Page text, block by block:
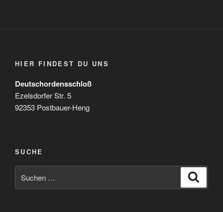
HIER FINDEST DU UNS
Deutschordensschloß
Ezelsdorfer Str. 5
92353 Postbauer-Heng
SUCHE
nach: